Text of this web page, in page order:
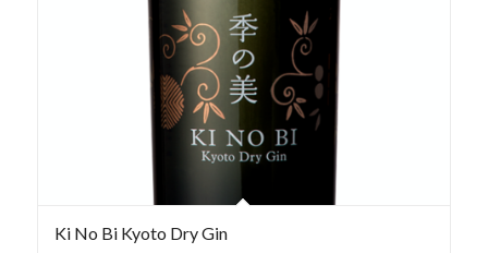
Ki No Bi Kyoto Dry Gin